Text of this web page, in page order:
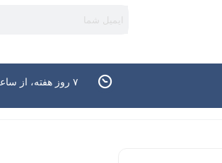
۷ روز هفته، از ساعت ۹ تا ۲۰ پاسخگوی شما هستیم